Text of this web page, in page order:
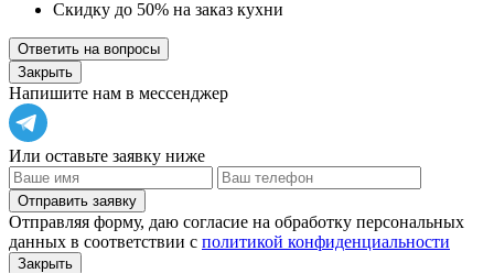
Скидку до 50% на заказ кухни
Ответить на вопросы
Закрыть
Напишите нам в мессенджер
Или оставьте заявку ниже
Отправить заявку
Отправляя форму, даю согласие на обработку персональных
данных в соответствии с политикой конфиденциальности
Закрыть